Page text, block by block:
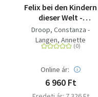
Felix bei den Kindern
dieser Welt -
Spannende Briefe vom
reiselustigen
Kuschelhasen
Droop, Constanza -
Langen, Annette
Online ár:
6 960 Ft